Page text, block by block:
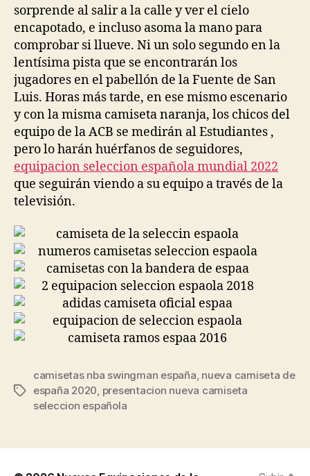
sorprende al salir a la calle y ver el cielo
encapotado, e incluso asoma la mano para
comprobar si llueve. Ni un solo segundo en la
lentísima pista que se encontrarán los
jugadores en el pabellón de la Fuente de San
Luis. Horas más tarde, en ese mismo escenario
y con la misma camiseta naranja, los chicos del
equipo de la ACB se medirán al Estudiantes ,
pero lo harán huérfanos de seguidores,
equipacion seleccion española mundial 2022
que seguirán viendo a su equipo a través de la
televisión.
Etiquetas
camisetas nba swingman españa, nueva camiseta de
españa 2020, presentacion nueva camiseta
seleccion española